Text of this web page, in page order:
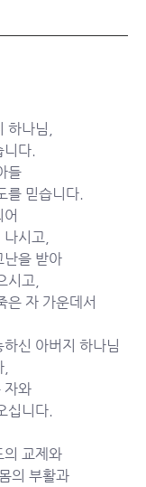
하나님,
다.
들
를 믿습니다.
시고,
난을 받아
시고,
은 자 가운데서
신 아버지 하나님
자와
십니다.
의 교제와
의 부활과